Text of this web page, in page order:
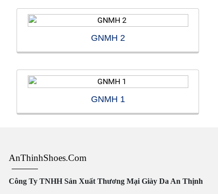
GNMH 2
GNMH 1
AnThinhShoes.com
Công Ty TNHH Sản Xuất Thương Mại Giày Da An Thịnh